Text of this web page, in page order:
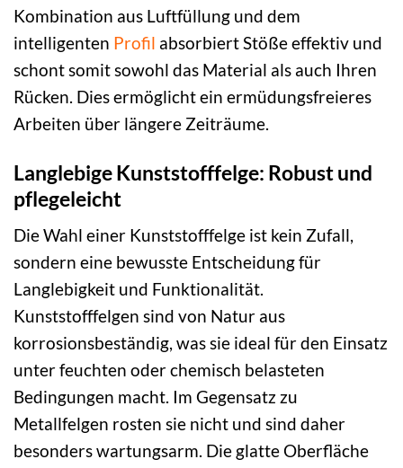
Kombination aus Luftfüllung und dem
intelligenten Profil absorbiert Stöße effektiv und
schont somit sowohl das Material als auch Ihren
Rücken. Dies ermöglicht ein ermüdungsfreieres
Arbeiten über längere Zeiträume.
Langlebige Kunststofffelge: Robust und
pflegeleicht
Die Wahl einer Kunststofffelge ist kein Zufall,
sondern eine bewusste Entscheidung für
Langlebigkeit und Funktionalität.
Kunststofffelgen sind von Natur aus
korrosionsbeständig, was sie ideal für den Einsatz
unter feuchten oder chemisch belasteten
Bedingungen macht. Im Gegensatz zu
Metallfelgen rosten sie nicht und sind daher
besonders wartungsarm. Die glatte Oberfläche